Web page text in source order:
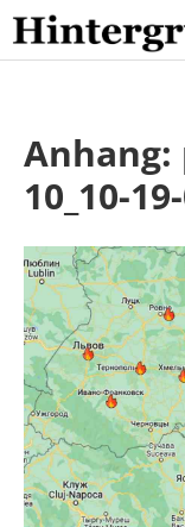
Skip
to
content
Anhang:
10_10-